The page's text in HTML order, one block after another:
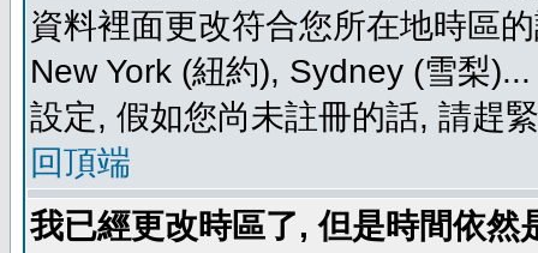
資料裡面更改符合您所在地時區
New York (紐約), Sydney (雪梨
設定, 假如您尚未註冊的話, 請趕
回頂端
我已經更改時區了, 但是時間依然